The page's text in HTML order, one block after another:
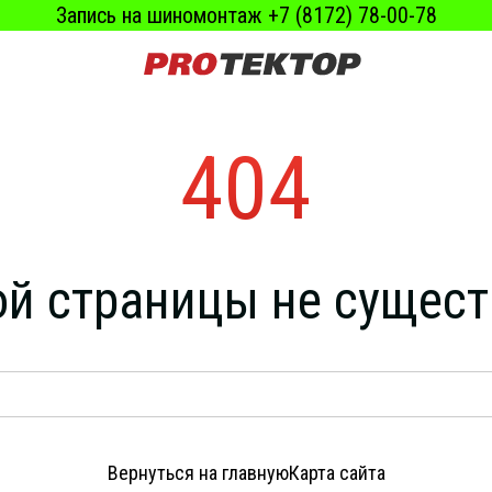
Запись на шиномонтаж +7 (8172) 78-00-78
404
страницы не
Вернуться на главнуюКарта сайта